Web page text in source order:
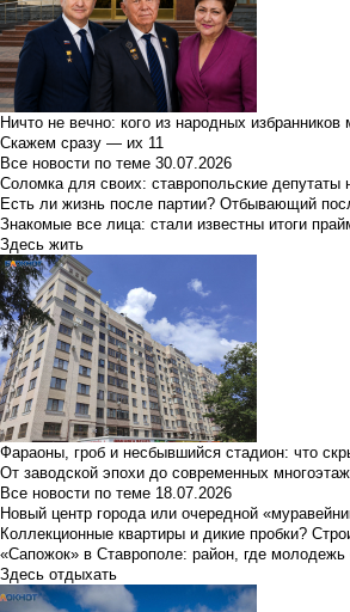
Ничто не вечно: кого из народных
Скажем сразу — их 11
Все новости по теме 30.07.2026
Соломка для своих: ставропольские депутаты
Есть ли жизнь после партии? Отбывающий
Знакомые все лица: стали известны итоги
Здесь жить
Фараоны, гроб и несбывшийся стадион: что
От заводской эпохи до современных
Все новости по теме 18.07.2026
Новый центр города или очередной
Коллекционные квартиры и дикие пробки?
«Сапожок» в Ставрополе: район, где
Здесь отдыхать